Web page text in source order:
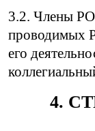
3.2. Члены
проводимых
его
4.